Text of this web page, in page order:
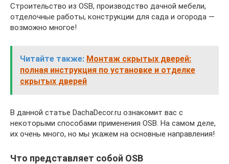
Строительство из OSB, производство дачной мебели,
отделочные работы, конструкции для сада и огорода —
возможно многое!
Читайте также: Монтаж скрытых дверей:
полная инструкция по установке и отделке
скрытых дверей
В данной статье DachaDecor.ru ознакомит вас с
некоторыми способами применения OSB. На самом деле,
их очень много, но мы укажем на основные направления!
Что представляет собой OSB